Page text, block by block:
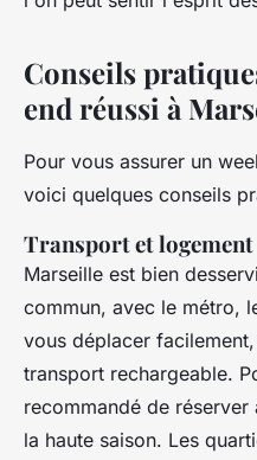
Conseils
end réussi à
Pour vous assurer un
voici quelques conseils
Transport et logement
Marseille est bien
commun, avec le métro,
vous déplacer
transport rechargeable.
recommandé de
la haute saison. Les